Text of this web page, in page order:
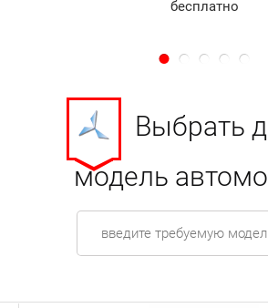
бесплатно
Выбрать
модель